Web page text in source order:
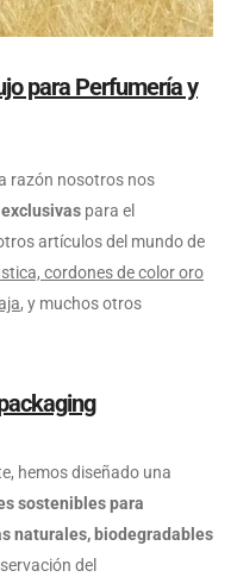
para Perfumería y
razón nosotros nos
para el
artículos del mundo de
cordones de color oro
, y muchos otros
hemos diseñado una
sosteniblespara
naturales, biodegradables
del